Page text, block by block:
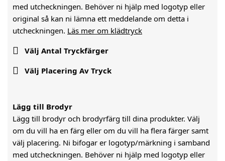
med utcheckningen. Behöver ni hjälp med logotyp eller
original så kan ni lämna ett meddelande om detta i
utcheckningen. Läs mer om klädtryck
 Välj Antal Tryckfärger
 Välj Placering Av Tryck
Lägg till Brodyr
Lägg till brodyr och brodyrfärg till dina produkter. Välj
om du vill ha en färg eller om du vill ha flera färger samt
välj placering. Ni bifogar er logotyp/märkning i samband
med utcheckningen. Behöver ni hjälp med logotyp eller